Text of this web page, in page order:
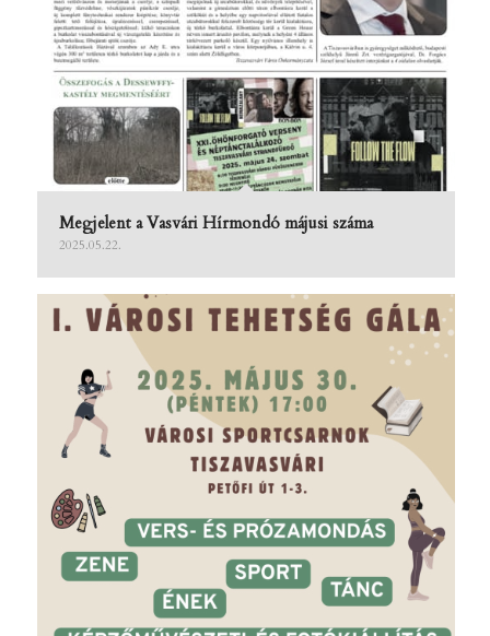
Megjelent a Vasvári Hírmondó májusi száma
2025.05.22.